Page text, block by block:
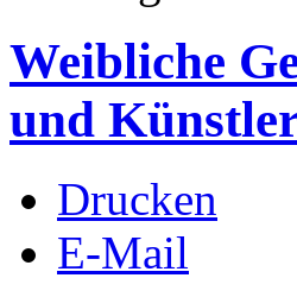
Weibliche
und
Drucken
E-Mail